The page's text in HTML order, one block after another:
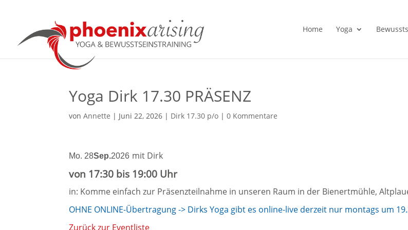
Home Yoga
Yoga Dirk 17.30 PRÄSENZ
vonAnnette | Juni 22, 2026 | Dirk 17.30 p/o |0 Kommentare
Mo. 28Sep.2026 mit Dirk
von 17:30 bis 19:00 Uhr
in: Komme einfach zur Präsenzteilnahme in unseren Raum in der Bienertmühle,
OHNE ONLINE-Übertragung -> Dirks Yoga gibt es online-live derzeit nur montags um
Zurück zur Eventliste